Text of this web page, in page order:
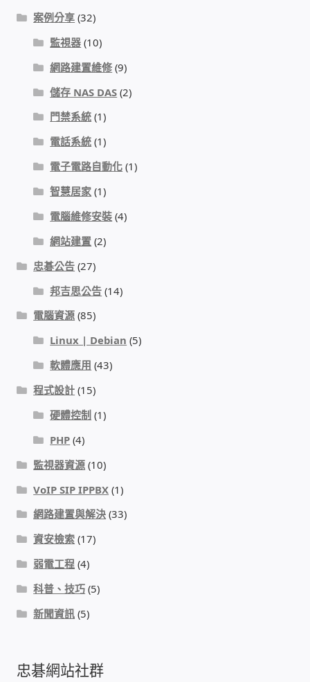
線上網路購物
DIY材料
我的帳號
結帳
購物車
退款和退貨政策
案例分享 (32)
監視器 (10)
網路建置維修 (9)
儲存 NAS DAS (2)
門禁系統 (1)
電話系統 (1)
電子電路自動化 (1)
智慧居家 (1)
電腦維修安裝 (4)
網站建置 (2)
忠碁公告 (27)
邦吉思公告 (14)
電腦資源 (85)
Linux | Debian (5)
軟體應用 (43)
程式設計 (15)
硬體控制 (1)
PHP (4)
監視器資源 (10)
VoIP SIP IPPBX (1)
網路建置與解決 (33)
資安檢索 (17)
弱電工程 (4)
科普、技巧 (5)
新聞資訊 (5)
忠碁網站社群